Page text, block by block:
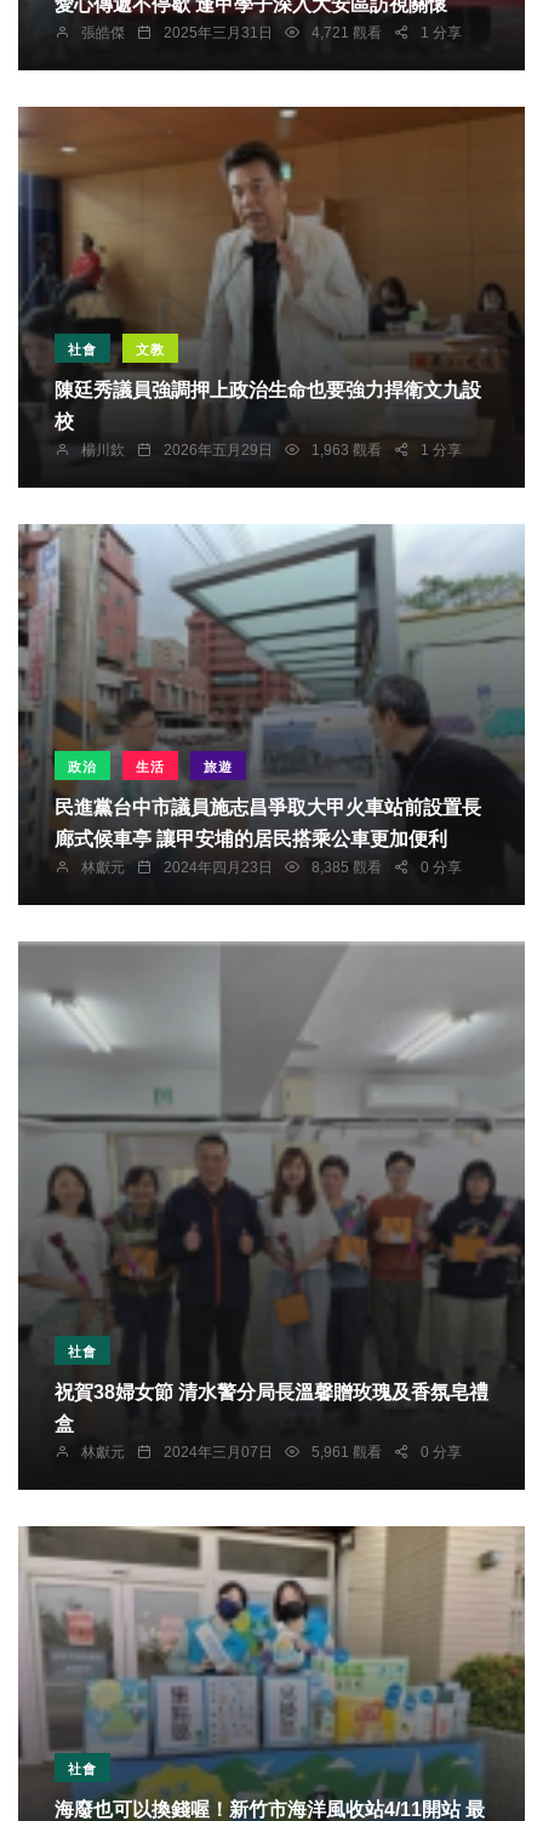
愛心傳遞不停歇 逢甲學子深入大安區訪視關懷
張皓傑 2025年三月31日 4,721 觀看 1 分享
社會 文教
陳廷秀議員強調押上政治生命也要強力捍衛文九設
校
楊川欽 2026年五月29日 1,963 觀看 1 分享
政治 生活 旅遊
民進黨台中市議員施志昌爭取大甲火車站前設置長
廊式候車亭 讓甲安埔的居民搭乘公車更加便利
林獻元 2024年四月23日 8,385 觀看 0 分享
社會
祝賀38婦女節 清水警分局長溫馨贈玫瑰及香氛皂禮
盒
林獻元 2024年三月07日 5,961 觀看 0 分享
社會
海廢也可以換錢喔！新竹市海洋風收站4/11開站 最